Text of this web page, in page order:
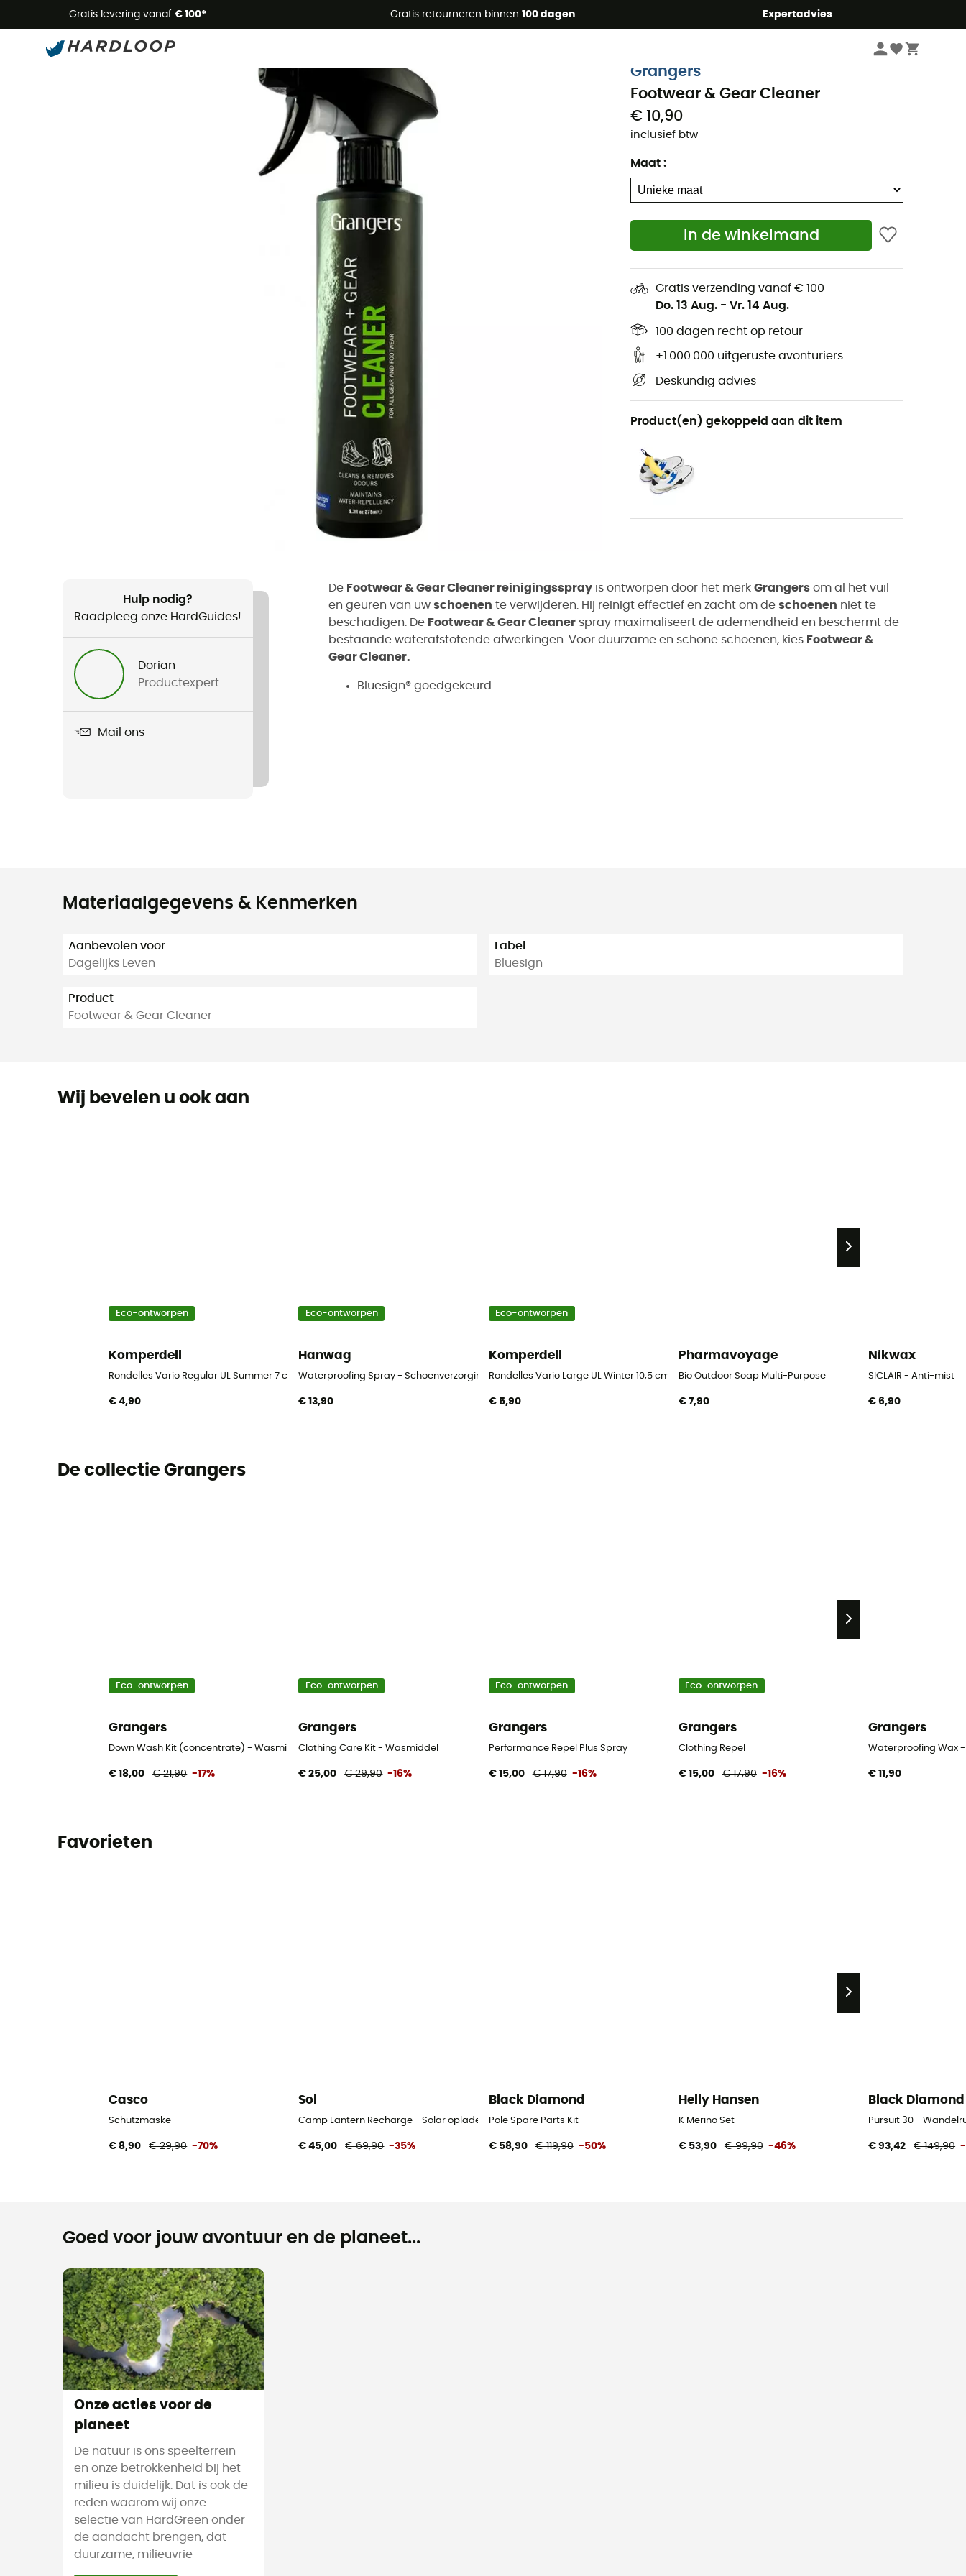
Gratis levering vanaf € 100* Gratis retourneren binnen 100 dagen Expertadvies
Zomeraanbiedingen 🔥 -5% EXTRA vanaf 2 producten* met code Summer5
Wandelaccessoires
Grangers
Footwear & Gear Cleaner
€ 10,90
inclusief btw
Maat :
In de winkelmand
Gratis verzending vanaf € 100
Do. 13 Aug. - Vr. 14 Aug.
100 dagen recht op retour
+1.000.000 uitgeruste avonturiers
Deskundig advies
Product(en) gekoppeld aan dit item
Hulp nodig?
Raadpleeg onze HardGuides!
Dorian
Productexpert
Mail ons
De Footwear & Gear Cleaner reinigingsspray is ontworpen door het merk Grangers om al het vuil
en geuren van uw schoenen te verwijderen. Hij reinigt effectief en zacht om de schoenen niet te
beschadigen. De Footwear & Gear Cleaner spray maximaliseert de ademendheid en beschermt de
bestaande waterafstotende afwerkingen. Voor duurzame en schone schoenen, kies Footwear &
Gear Cleaner.
Bluesign® goedgekeurd
Materiaalgegevens & Kenmerken
Aanbevolen voor
Dagelijks Leven
Product
Footwear & Gear Cleaner
Label
Bluesign
Wij bevelen u ook aan
Eco-ontworpen
Komperdell
Rondelles Vario Regular UL Summer 7 cm Blister
€ 4,90
Eco-ontworpen
Hanwag
Waterproofing Spray - Schoenverzorging
€ 13,90
Eco-ontworpen
Komperdell
Rondelles Vario Large UL Winter 10,5 cm Blister
€ 5,90
Pharmavoyage
Bio Outdoor Soap Multi-Purpose
€ 7,90
Nikwax
SICLAIR - Anti-mist
€ 6,90
De collectie Grangers
Eco-ontworpen
Grangers
Down Wash Kit (concentrate) - Wasmiddel
€ 18,00 € 21,90 -17%
Eco-ontworpen
Grangers
Clothing Care Kit - Wasmiddel
€ 25,00 € 29,90 -16%
Eco-ontworpen
Grangers
Performance Repel Plus Spray
€ 15,00 € 17,90 -16%
Eco-ontworpen
Grangers
Clothing Repel
€ 15,00 € 17,90 -16%
Grangers
Waterproofing Wax
€ 11,90
Favorieten
Casco
Schutzmaske
€ 8,90 € 29,90 -70%
Sol
Camp Lantern Recharge - Solar oplader
€ 45,00 € 69,90 -35%
Black Diamond
Pole Spare Parts Kit
€ 58,90 € 119,90 -50%
Helly Hansen
K Merino Set
€ 53,90 € 99,90 -46%
Black Diamond
Pursuit 30 -
€ 93,42 € 149,90 -
Goed voor jouw avontuur en de planeet...
Onze acties voor de
planeet
De natuur is ons speelterrein
en onze betrokkenheid bij het
milieu is duidelijk. Dat is ook de
reden waarom wij onze
selectie van HardGreen onder
de aandacht brengen, dat
duurzame, milieuvrie